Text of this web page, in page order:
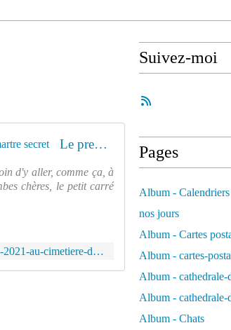
Le premier novembre 2021 au cimetière de Montmartre. - Montmartre secret
d'y aller, comme ça, à
chères, le petit carré
https://www.montmartre-secret.com/2021/11/le-premier-novembre-2021-au-cimetiere-de-montmartre.html
Suivez-moi
Pages
Album - Calendriers
nos jours
Album - Cartes
Album - cartes-
Album - cathedrale-
Album -
Album - Chats